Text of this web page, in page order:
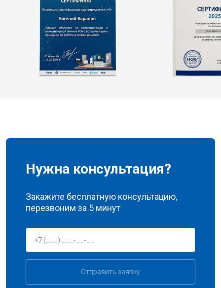
Нужна консультация?
Закажите бесплатную консультацию,
перезвоним за 5 минут
Отправить заявку